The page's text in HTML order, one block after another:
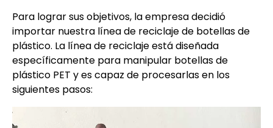
Para lograr sus objetivos, la empresa decidió
importar nuestra línea de reciclaje de botellas de
plástico. La línea de reciclaje está diseñada
específicamente para manipular botellas de
plástico PET y es capaz de procesarlas en los
siguientes pasos: